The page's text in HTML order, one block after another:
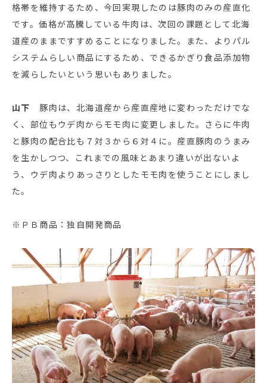
格帯を維持するため、今回実現したのは豚肉のみの産直化
です。価格が高騰している牛肉は、次回の課題として北海
道産のままですすめることになりました。また、よりパル
システムらしい商品にするため、できるかぎり食品添加物
を減らしたいという思いもありました。
山下 豚肉は、北海道産から産直産地に変わっただけでな
く、部位もウデ肉からモモ肉に変更しました。さらに牛肉
と豚肉の配合比も７対３から６対４に。産直豚肉のうまみ
を生かしつつ、これまでの風味とあまり違いが出ないよ
う、ウデ肉よりあっさりとしたモモ肉を使うことにしまし
た。
※ＰＢ商品：独自開発商品